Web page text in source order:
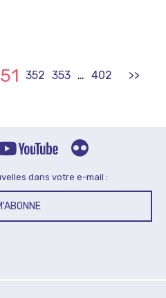
352 353 … 402 >>
dans votre e-mail :